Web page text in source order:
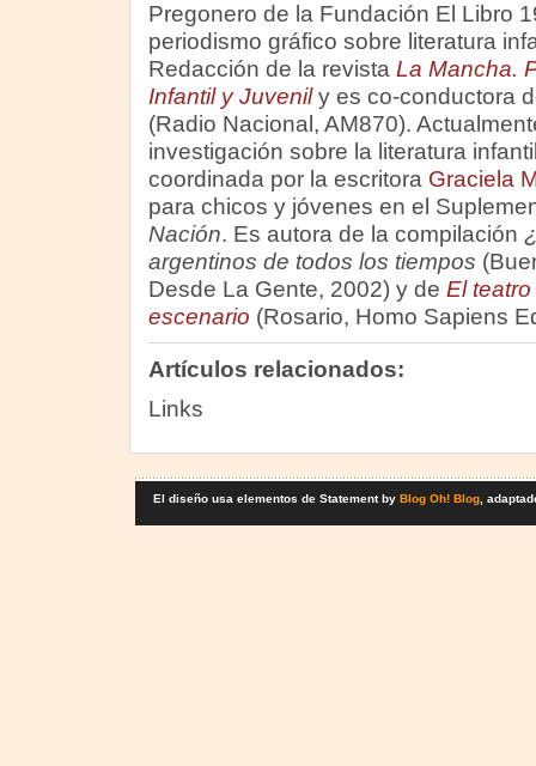
Pregonero de la Fundación El Libro
periodismo gráfico sobre literatura
Redacción de la revista La Mancha.
Infantil y Juvenil y es co-conductora
(Radio Nacional, AM870).
investigación sobre la literatura
coordinada por la escritora Graciela
para chicos y jóvenes en el
Nación. Es autora de la compilación
argentinos de todos los tiempos
Desde La Gente, 2002) y de El
escenario (Rosario, Homo Sapiens
Artículos relacionados:
Links
El diseño usa elementos de Statement by Blog Oh! Blog,